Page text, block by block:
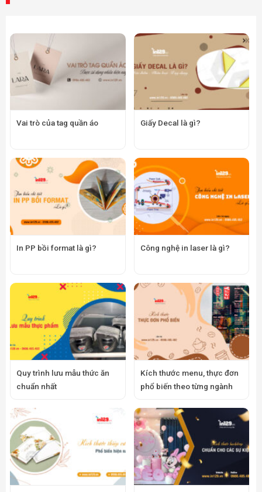
Vai trò của tag quần áo Giấy Decal là gì?
In PP bồi format là gì? Công nghệ in laser là gì?
Quy trình lưu mẫu thức ăn
chuẩn nhất
Kích thước menu, thực đơn
phổ biến theo từng ngành